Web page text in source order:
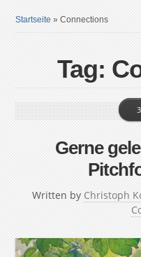
Startseite »Connections
Tag:
Gerne
Written by Christoph